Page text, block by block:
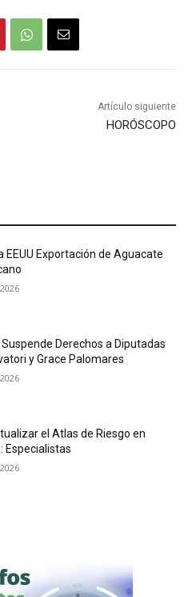
Artículo siguiente
HORÓSCOPO
EEUU Exportación de Aguacate
Derechos a Diputadas
y Grace Palomares
el Atlas de Riesgo en
Especialistas